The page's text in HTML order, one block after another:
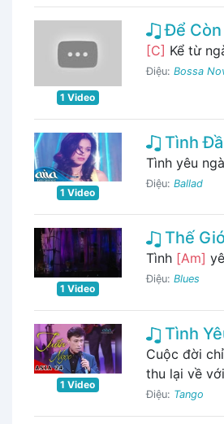
1 Video
Để Còn
[C] Kể từ
Điệu: Bossa
1 Video
Tình
Tình yêu
Điệu: Ballad
1 Video
Thế
Tình [Am]
Điệu: Blues
1 Video
Tình
Cuộc đời chỉ
thu lại về
Điệu: Tango